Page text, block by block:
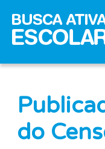
do